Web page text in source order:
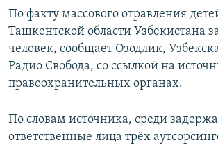
По факту массового отравления
Ташкентской области Узбекистана
человек, сообщает Озодлик,
Радио Свобода, со ссылкой на
правоохранительных органах.
По словам источника, среди
ответственные лица трёх